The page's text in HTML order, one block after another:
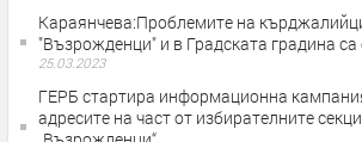
Караянчева:Проблемите на
"Възрожденци" и в Градската градина
25.03.2023
ГЕРБ стартира информационна
адресите на част от избирателните